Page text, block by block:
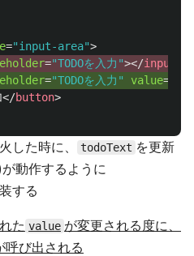
="input-area">
="TODOを入力"></input
="TODOを入力" value=
</button>
した時に、 todoText を更新
が動作するように
する
た value が変更される度に、
呼び出される